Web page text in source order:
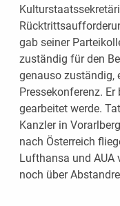
gab seiner
zuständig für den
genauso zuständig,
Pressekonferenz.
gearbeitet werde.
Kanzler in
nach Österreich
Lufthansa und AUA
noch über